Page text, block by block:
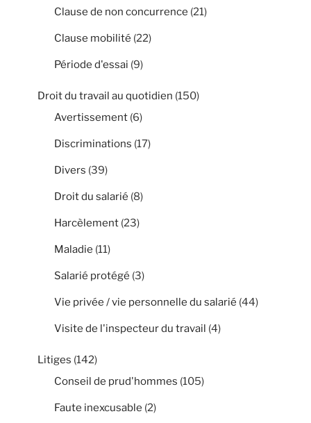
Clause de non concurrence (21)
Clause mobilité (22)
Période d'essai (9)
Droit du travail au quotidien (150)
Avertissement (6)
Discriminations (17)
Divers (39)
Droit du salarié (8)
Harcèlement (23)
Maladie (11)
Salarié protégé (3)
Vie privée / vie personnelle du salarié (44)
Visite de l'inspecteur du travail (4)
Litiges (142)
Conseil de prud'hommes (105)
Faute inexcusable (2)